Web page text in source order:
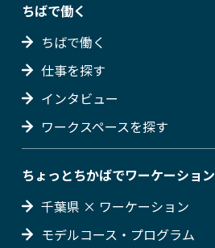
ちばで働く
ちばで働く
仕事を探す
インタビュー
ワークスペースを探す
ちょっとちかばでワーケーション
千葉県 × ワーケーション
モデルコース・プログラム